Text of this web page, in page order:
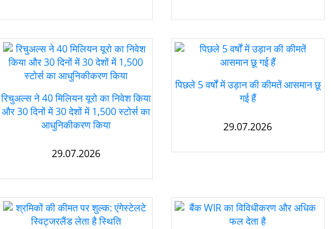
रिचुअल्स ने 40 मिलियन यूरो का निवेश किया
और 30 दिनों में 30 देशों में 1,500 स्टोर्स का
आधुनिकीकरण किया
29.07.2026
पिछले 5 वर्षों में उड़ान की कीमतें आसमान छू
गई हैं
29.07.2026